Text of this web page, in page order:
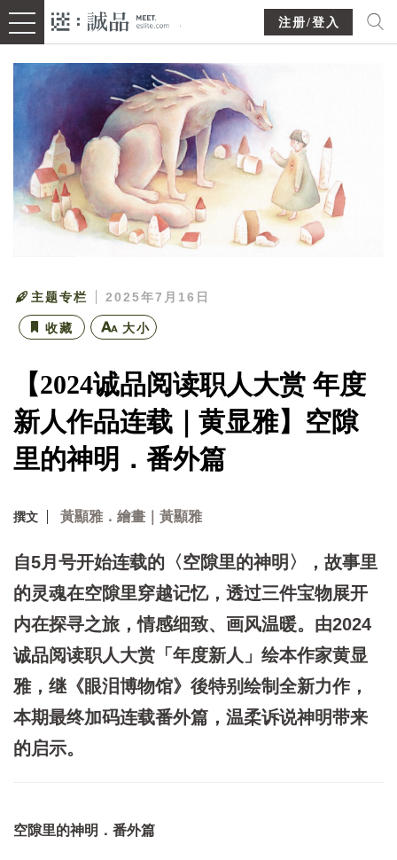
注册/登入
主题专栏 2025年7月16日
收藏 大小
【2024诚品阅读职人大赏 年度
新人作品连载｜黄显雅】空隙
里的神明．番外篇
撰文 黃顯雅．繪畫｜黃顯雅
自5月号开始连载的〈空隙里的神明〉，故事里
的灵魂在空隙里穿越记忆，透过三件宝物展开
内在探寻之旅，情感细致、画风温暖。由2024
诚品阅读职人大赏「年度新人」绘本作家黄显
雅，继《眼泪博物馆》後特别绘制全新力作，
本期最终加码连载番外篇，温柔诉说神明带来
的启示。
空隙里的神明．番外篇